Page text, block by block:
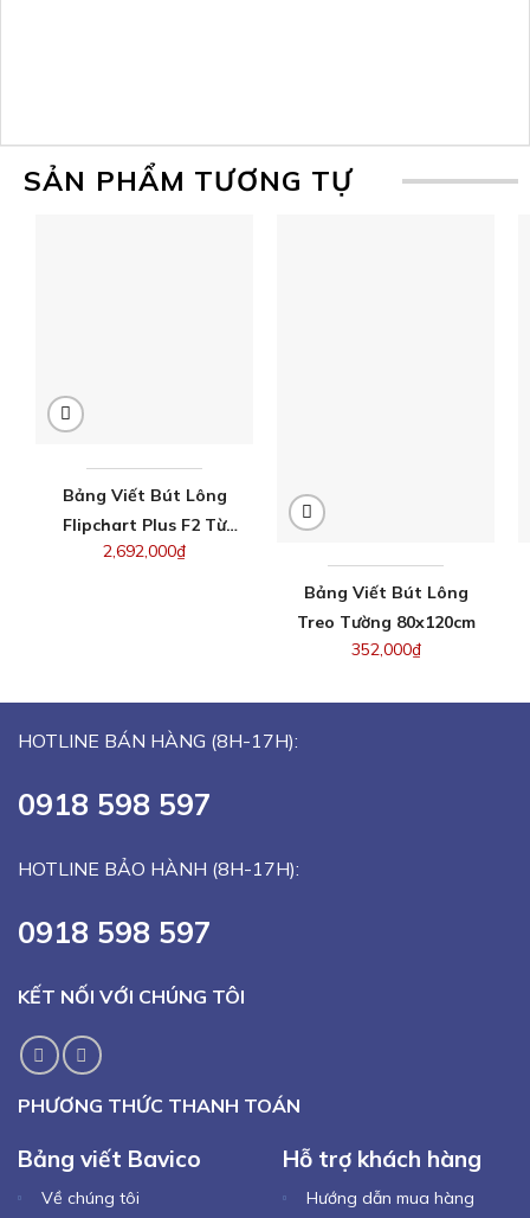
SẢN PHẨM TƯƠNG TỰ
Bảng Viết Bút Lông
Flipchart Plus F2 Từ
Hàn Quốc 60x100cm
2,692,000₫
Bảng Viết Bút Lông
Treo Tường 80x120cm
352,000₫
HOTLINE BÁN HÀNG (8H-17H):
0918 598 597
HOTLINE BẢO HÀNH (8H-17H):
0918 598 597
KẾT NỐI VỚI CHÚNG TÔI
PHƯƠNG THỨC THANH TOÁN
Bảng viết Bavico
Về chúng tôi
Hỗ trợ khách hàng
Hướng dẫn mua hàng